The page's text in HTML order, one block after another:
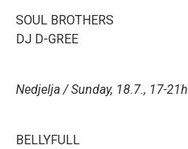
SOUL BROTHERS
DJ D-GREE
Nedjelja / Sunday, 18.7., 17-21h
BELLYFULL